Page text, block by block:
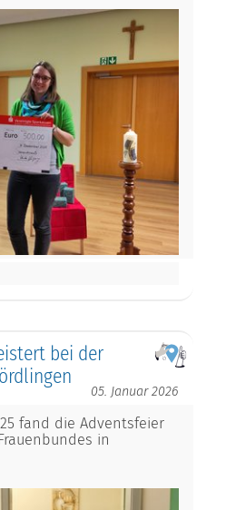
bei der
05. Januar 2026
fand die Adventsfeier
in